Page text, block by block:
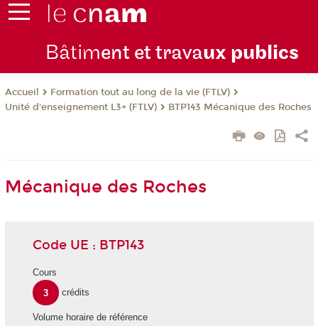
Bâtiment et travaux publics
Accueil
Formation tout au long de la vie (FTLV)
Unité d'enseignement L3+ (FTLV)
BTP143 Mécanique des Roches
Mécanique des Roches
Code UE : BTP143
Cours
3
crédits
Volume horaire de référence